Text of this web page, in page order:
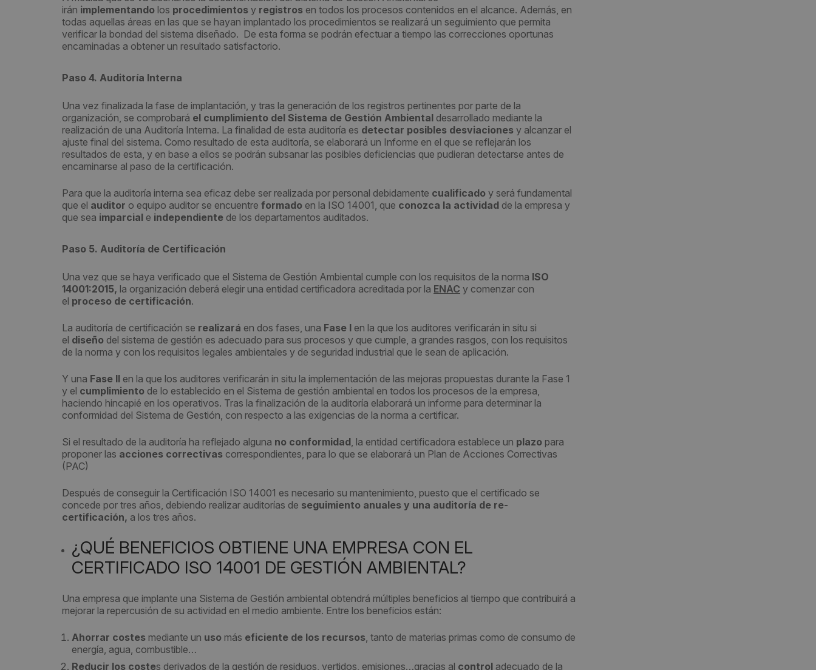
irán implementando los procedimientos y registros en todos los procesos contenidos en el alcance. Además, en
todas aquellas áreas en las que se hayan implantado los procedimientos se realizará un seguimiento que permita
verificar la bondad del sistema diseñado. De esta forma se podrán efectuar a tiempo las correcciones oportunas
encaminadas a obtener un resultado satisfactorio.
Paso 4. Auditoría Interna
Una vez finalizada la fase de implantación, y tras la generación de los registros pertinentes por parte de la
organización, se comprobará el cumplimiento del Sistema de Gestión Ambiental desarrollado mediante la
realización de una Auditoría Interna. La finalidad de esta auditoría es detectar posibles desviaciones y alcanzar el
ajuste final del sistema. Como resultado de esta auditoría, se elaborará un Informe en el que se reflejarán los
resultados de esta, y en base a ellos se podrán subsanar las posibles deficiencias que pudieran detectarse antes de
encaminarse al paso de la certificación.
Para que la auditoría interna sea eficaz debe ser realizada por personal debidamente cualificado y será fundamental
que el auditor o equipo auditor se encuentre formado en la ISO 14001, que conozca la actividad de la empresa y
que sea imparcial e independiente de los departamentos auditados.
Paso 5. Auditoría de Certificación
Una vez que se haya verificado que el Sistema de Gestión Ambiental cumple con los requisitos de la norma ISO
14001:2015, la organización deberá elegir una entidad certificadora acreditada por la ENAC y comenzar con
el proceso de certificación.
La auditoría de certificación se realizará en dos fases, una Fase I en la que los auditores verificarán in situ si
el diseño del sistema de gestión es adecuado para sus procesos y que cumple, a grandes rasgos, con los requisitos
de la norma y con los requisitos legales ambientales y de seguridad industrial que le sean de aplicación.
Y una Fase II en la que los auditores verificarán in situ la implementación de las mejoras propuestas durante la Fase 1
y el cumplimiento de lo establecido en el Sistema de gestión ambiental en todos los procesos de la empresa,
haciendo hincapié en los operativos. Tras la finalización de la auditoría elaborará un informe para determinar la
conformidad del Sistema de Gestión, con respecto a las exigencias de la norma a certificar.
Si el resultado de la auditoría ha reflejado alguna no conformidad, la entidad certificadora establece un plazo para
proponer las acciones correctivas correspondientes, para lo que se elaborará un Plan de Acciones Correctivas
(PAC)
Después de conseguir la Certificación ISO 14001 es necesario su mantenimiento, puesto que el certificado se
concede por tres años, debiendo realizar auditorías de seguimiento anuales y una auditoría de re-
certificación, a los tres años.
¿QUÉ BENEFICIOS OBTIENE UNA EMPRESA CON EL
CERTIFICADO ISO 14001 DE GESTIÓN AMBIENTAL?
Una empresa que implante una Sistema de Gestión ambiental obtendrá múltiples beneficios al tiempo que contribuirá a
mejorar la repercusión de su actividad en el medio ambiente. Entre los beneficios están:
Ahorrar costes mediante un uso más eficiente de los recursos, tanto de materias primas como de consumo de
energía, agua, combustible…
Reducir los costes derivados de la gestión de residuos, vertidos, emisiones…gracias al control adecuado de la